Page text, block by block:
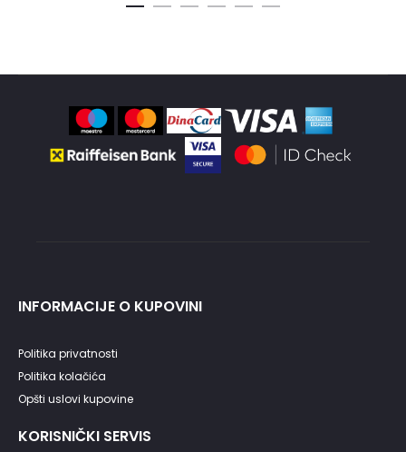
bila:
je:
INFORMACIJE O KUPOVINI
Politika privatnosti
Politika kolačića
Opšti uslovi kupovine
KORISNIČKI SERVIS